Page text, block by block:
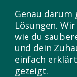
Genau darum
Lösungen.
wie du
und dein
einfach
gezeigt.